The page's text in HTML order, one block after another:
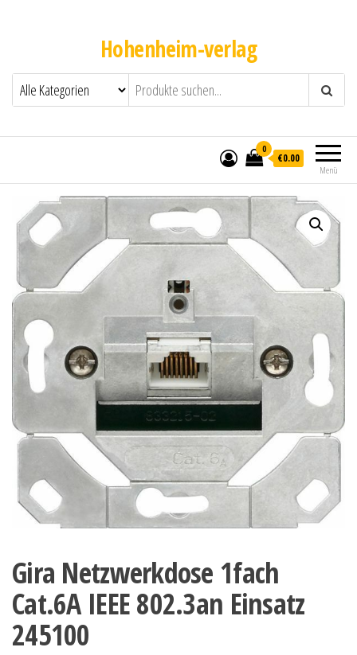
Hohenheim-verlag
Menü
0
€0.00
Gira Netzwerkdose 1fach
Cat.6A IEEE 802.3an Einsatz
245100